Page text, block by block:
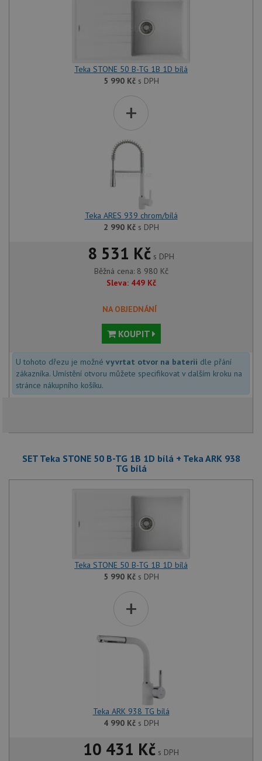
Teka STONE 50 B-TG 1B 1D bílá
5 990 Kčs DPH
+
Teka ARES 939 chrom/bílá
2 990 Kčs DPH
8 531 Kč s DPH
Běžná cena: 8 980 Kč
Sleva: 449 Kč
NA OBJEDNÁNÍ
KOUPIT
U tohoto dřezu je možné vyvrtat otvor na baterii dle přání
zákazníka. Umístění otvoru můžete specifikovat v dalším kroku na
stránce nákupního košíku.
SET Teka STONE 50 B-TG 1B 1D bílá + Teka ARK 938
TG bílá
Teka STONE 50 B-TG 1B 1D bílá
5 990 Kčs DPH
+
Teka ARK 938 TG bílá
4 990 Kčs DPH
10 431 Kč s DPH